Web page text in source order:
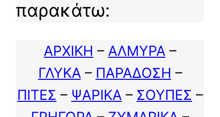
παρακάτω:
ΑΡΧΙΚΗ – ΑΛΜΥΡΑ –
ΓΛΥΚΑ– ΠΑΡΑΔΟΣΗ –
ΠΙΤΕΣ – ΨΑΡΙΚΑ – ΣΟΥΠΕΣ –